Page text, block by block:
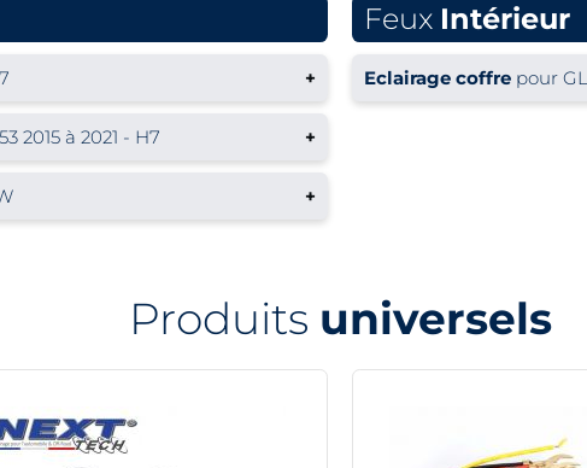
+
2015 à 2021 - H7 +
+
Feux Intérieur
Eclairage coffre pour
Produits universels